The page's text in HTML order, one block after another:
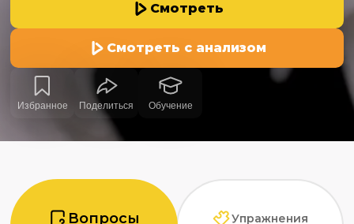
Смотреть
Смотреть с анализом
Избранное Поделиться Обучение
Вопросы Упражнения